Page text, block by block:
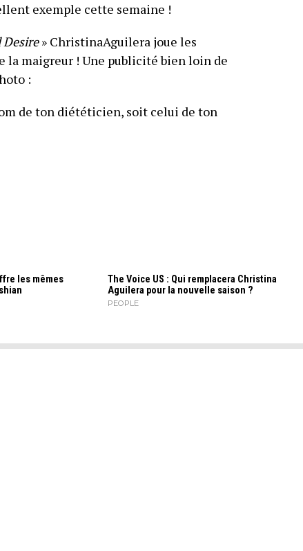
exemple cette semaine !
Desire» ChristinaAguilera joue les
la maigreur ! Une publicité bien loin de
:
de ton diététicien, soit celui de ton
les mêmes
The Voice US : Qui remplacera Christina
Aguilera pour la nouvelle saison ?
PEOPLE